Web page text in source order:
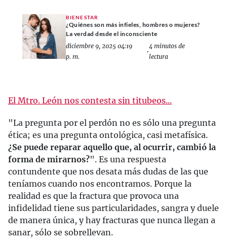
BIENESTAR
¿Quiénes son más infieles, hombres o mujeres?
La verdad desde el inconsciente
diciembre 9, 2025 04:19
p. m.
•
4 minutos de
lectura
El Mtro. León nos contesta sin titubeos...
"La pregunta por el perdón no es sólo una pregunta
ética; es una pregunta ontológica, casi metafísica.
¿Se puede reparar aquello que, al ocurrir, cambió la
forma de mirarnos?". Es una respuesta
contundente que nos desata más dudas de las que
teníamos cuando nos encontramos. Porque la
realidad es que la fractura que provoca una
infidelidad tiene sus particularidades, sangra y duele
de manera única, y hay fracturas que nunca llegan a
sanar, sólo se sobrellevan.